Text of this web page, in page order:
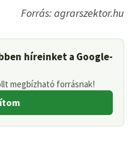
Forrás: agrarszektor.hu
híreinket a Google-
megbízható forrásnak!